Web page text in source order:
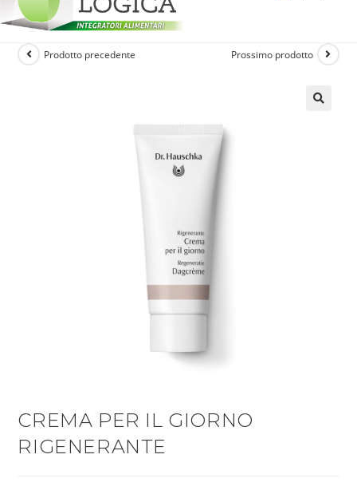
Prodotto precedente Prossimo prodotto
CREMA PER IL GIORNO
RIGENERANTE